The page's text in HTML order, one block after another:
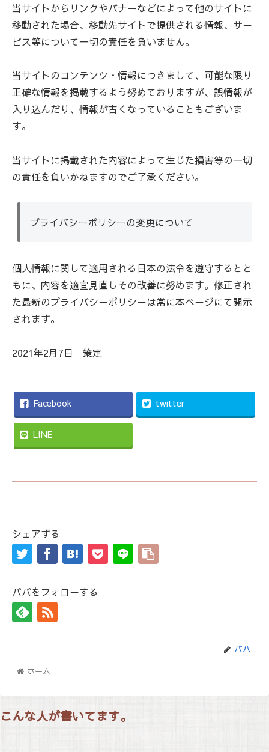
当サイトからリンクやバナーなどによって他のサイトに
移動された場合、移動先サイトで提供される情報、サー
ビス等について一切の責任を負いません。
当サイトのコンテンツ・情報につきまして、可能な限り
正確な情報を掲載するよう努めておりますが、誤情報が
入り込んだり、情報が古くなっていることもございま
す。
当サイトに掲載された内容によって生じた損害等の一切
の責任を負いかねますのでご了承ください。
プライバシーポリシーの変更について
個人情報に関して適用される日本の法令を遵守するとと
もに、内容を適宜見直しその改善に努めます。修正され
た最新のプライバシーポリシーは常に本ページにて開示
されます。
2021年2月7日 策定
Facebook twitter
LINE
シェアする
パパをフォローする
パパ
ホーム
こんな人が書いてます。